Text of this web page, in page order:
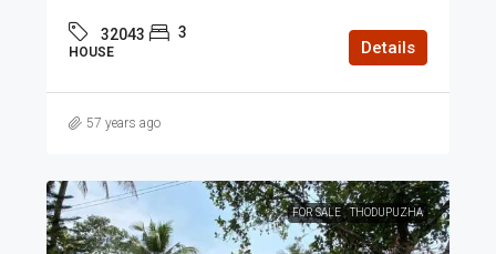
32043 3
HOUSE Details
57 years ago
FOR SALE THODUPUZHA